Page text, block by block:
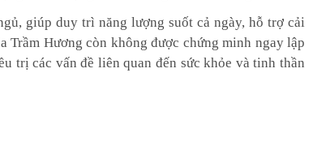
giúp duy trì năng lượng suốt cả ngày, hỗ trợ cải
Trầm Hương còn không được chứng minh ngay lập
trị các vấn đề liên quan đến sức khỏe và tinh thần